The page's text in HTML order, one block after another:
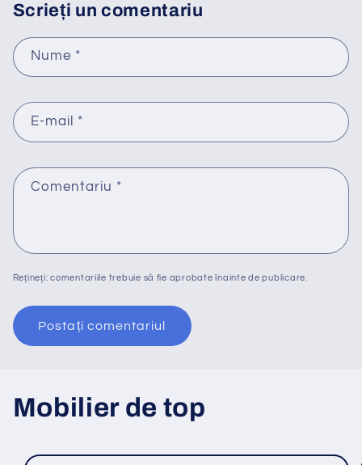
Scrieți un comentariu
Nume *
E-mail *
Comentariu *
Rețineți: comentariile trebuie să fie aprobate înainte de publicare.
Mobilier de top